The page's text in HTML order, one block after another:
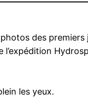
des premiers
l’expédition
les yeux.